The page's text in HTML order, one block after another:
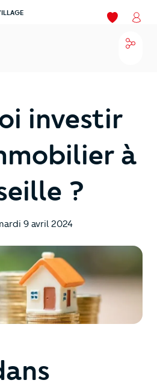
Mes favoris
investir
à
?
9 avril 2024